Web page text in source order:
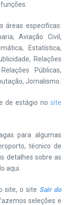
áreas especificas:
Aviação Civil,
Estatística,
Relações
Públicas,
Jornalismo.
de estágio no site
para algumas
técnico de
detalhes sobre as
aqui.
site, o site Sair do
seleções e